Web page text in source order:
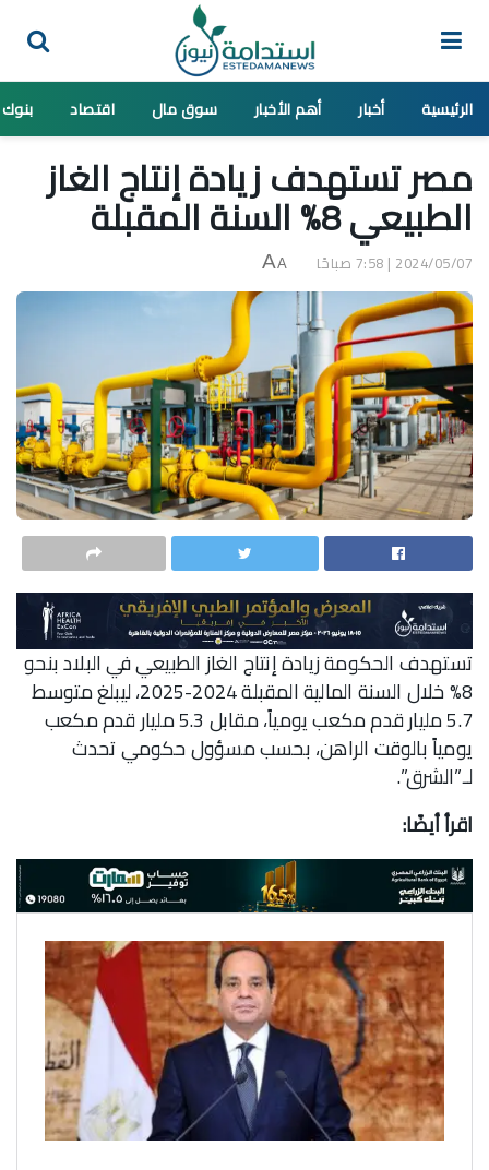
الرئيسية أخبار أهم الأخبار سوق مال اقتصاد بنوك
مصر تستهدف زيادة إنتاج الغاز
الطبيعي 8% السنة المقبلة
2024/05/07 | 7:58 صباحًا A
A
تستهدف الحكومة زيادة إنتاج الغاز الطبيعي في البلاد بنحو
8% خلال السنة المالية المقبلة 2024-2025، ليبلغ متوسط
5.7 مليار قدم مكعب يومياً، مقابل 5.3 مليار قدم مكعب
يومياً بالوقت الراهن، بحسب مسؤول حكومي تحدث
لـ”الشرق”.
اقرأ أيضًا: